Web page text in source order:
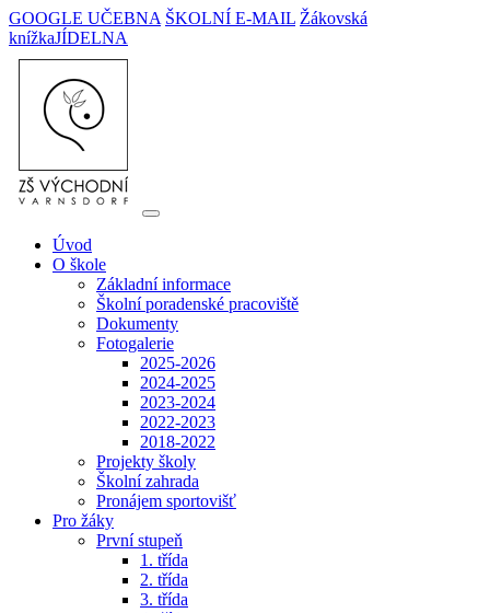
GOOGLE UČEBNA ŠKOLNÍ E-MAIL Žákovská
knížkaJÍDELNA
Úvod
O škole
Základní informace
Školní poradenské pracoviště
Dokumenty
Fotogalerie
2025-2026
2024-2025
2023-2024
2022-2023
2018-2022
Projekty školy
Školní zahrada
Pronájem sportovišť
Pro žáky
První stupeň
1. třída
2. třída
3. třída